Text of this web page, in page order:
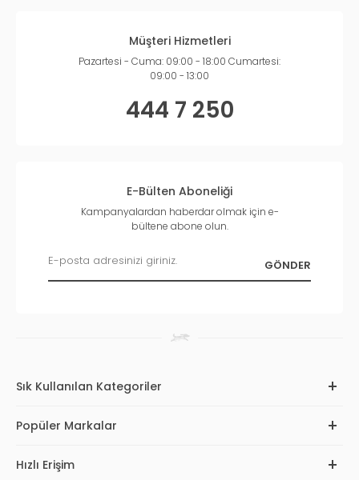
Müşteri Hizmetleri
Pazartesi - Cuma: 09:00 - 18:00 Cumartesi:
09:00 - 13:00
444 7 250
E-Bülten Aboneliği
Kampanyalardan haberdar olmak için e-
bültene abone olun.
Sık Kullanılan Kategoriler
Popüler Markalar
Hızlı Erişim